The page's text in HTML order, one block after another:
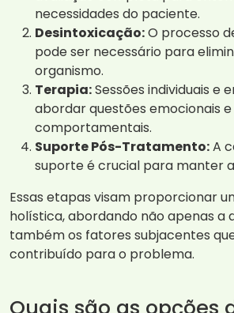
necessidades do paciente.
Desintoxicação:O processo
pode ser necessário para
organismo.
Terapia:Sessões individuais e
abordar questões emocionais e
comportamentais.
Suporte Pós-Tratamento:A
suporte é crucial para manter
Essas etapas visam proporcionar
holística, abordando não apenas a
também os fatores subjacentes
contribuído para o problema.